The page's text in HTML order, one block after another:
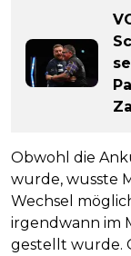
Obwohl die
wurde, wusste
Wechsel
irgendwann im
gestellt wurde.